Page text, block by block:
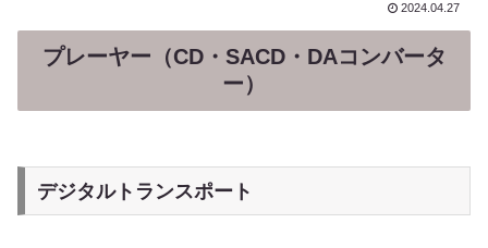
2024.04.27
プレーヤー（CD・SACD・DAコンバータ
ー）
デジタルトランスポート